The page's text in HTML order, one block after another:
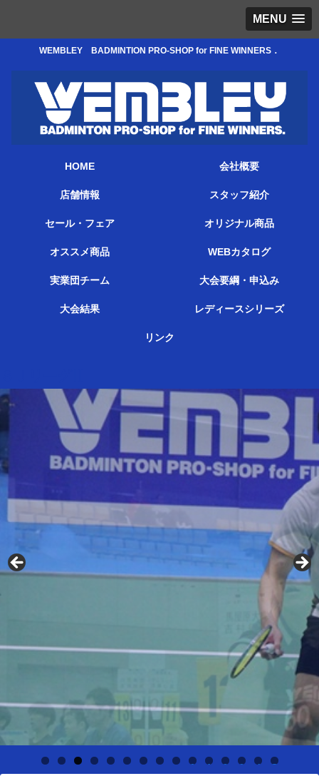
MENU
WEMBLEY BADMINTION PRO-SHOP for FINE WINNERS．
HOME 会社概要
店舗情報 スタッフ紹介
セール・フェア オリジナル商品
オススメ商品 WEBカタログ
実業団チーム 大会要綱・申込み
大会結果 レディースシリーズ
リンク
0 1 2 3 4 5